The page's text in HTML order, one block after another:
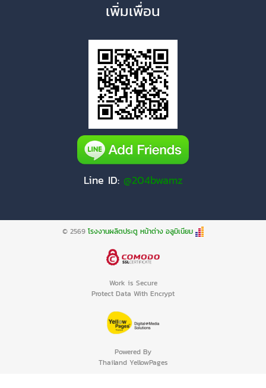
เพิ่มเพื่อน
Line ID: @204bwamz
© 2569 โรงงานผลิตประตู หน้าต่าง อลูมิเนียม
Work is Secure
Protect Data With Encrypt
Powered By
Thailand YellowPages